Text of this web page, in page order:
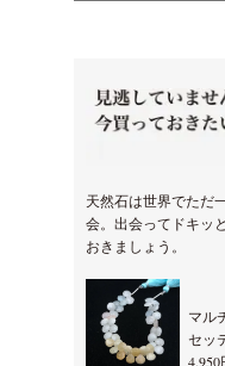
天然石は世界でただ
会。出会ってドキッ
おきましょう。
マル
セッ
4,950